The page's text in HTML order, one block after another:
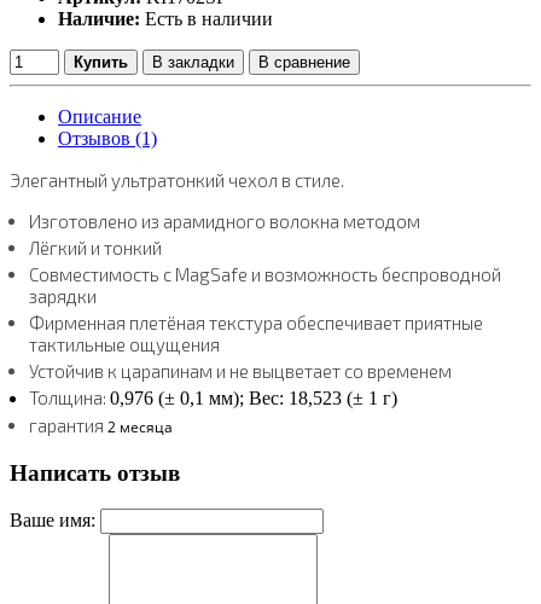
Наличие: Есть в наличии
Купить В закладки В сравнение
Описание
Отзывов (1)
Элегантный ультратонкий чехол в стиле.
Изготовлено из арамидного волокна методом
Лёгкий и тонкий
Совместимость с MagSafe и возможность беспроводной
зарядки
Фирменная плетёная текстура обеспечивает приятные
тактильные ощущения
Устойчив к царапинам и не выцветает со временем
Толщина: 0,976 (± 0,1 мм); Вес: 18,523 (± 1 г)
гарантия 2 месяца
Написать отзыв
Ваше имя: